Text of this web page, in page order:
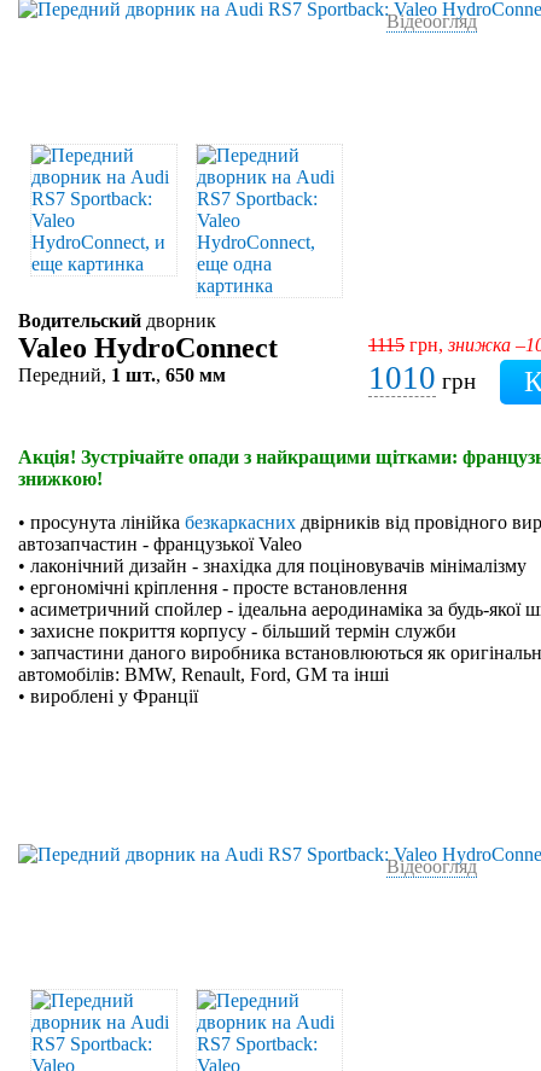
Відеоогляд
Водительский дворник
Valeo HydroConnect
Передний, 1 шт., 650 мм
1115 грн,знижка
1010 грн
Акція! Зустрічайте опади з найкращими щітками:
знижкою!
• просунута лінійка безкаркасних двірників від провідного
автозапчастин - французької Valeo
• лаконічний дизайн - знахідка для поціновувачів мінімалізму
• ергономічні кріплення - просте встановлення
• асиметричний спойлер - ідеальна аеродинаміка за будь-якої
• захисне покриття корпусу - більший термін служби
• запчастини даного виробника встановлюються як
автомобілів: BMW, Renault, Ford, GM та інші
• вироблені у Франції
Відеоогляд